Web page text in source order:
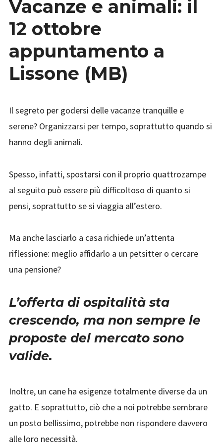
Vacanze e animali: il
12 ottobre
appuntamento a
Lissone (MB)
Il segreto per godersi delle vacanze tranquille e
serene? Organizzarsi per tempo, soprattutto quando si
hanno degli animali.
Spesso, infatti, spostarsi con il proprio quattrozampe
al seguito può essere più difficoltoso di quanto si
pensi, soprattutto se si viaggia all’estero.
Ma anche lasciarlo a casa richiede un’attenta
riflessione: meglio affidarlo a un petsitter o cercare
una pensione?
L’offerta di ospitalità sta
crescendo, ma non sempre le
proposte del mercato sono
valide.
Inoltre, un cane ha esigenze totalmente diverse da un
gatto. E soprattutto, ciò che a noi potrebbe sembrare
un posto bellissimo, potrebbe non rispondere davvero
alle loro necessità.